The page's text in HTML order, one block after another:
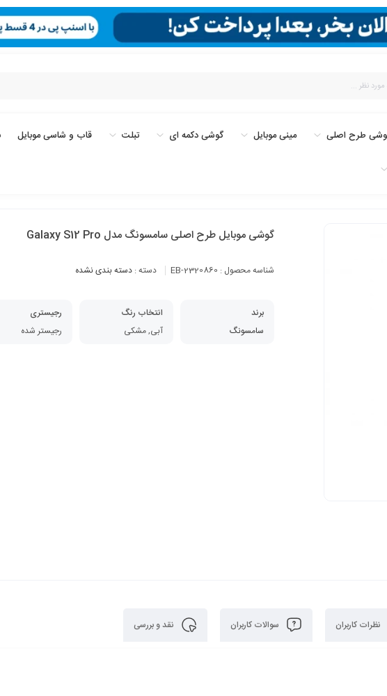
طرح اصلی مینی موبایل گوشی دکمه ای تبلت قاب و شاسی موبایل
گوشی موبایل طرح اصلی سامسونگ مدل Galaxy S12 Pro
شناسه محصول : EB-2320860 دسته : دسته بندی نشده
برند
سامسونگ
انتخاب رنگ
آبی, مشکی
رجیستری
رجیستر شده
نظرات کاربران سوالات کاربران نقد و بررسی